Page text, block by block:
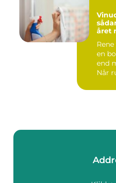
året
en
end
Når